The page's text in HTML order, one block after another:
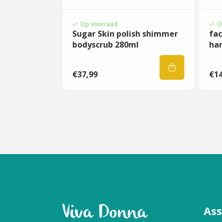
geïnspireerd door de parelmoerachtige
geparfumeerd met LE BEACH signature
vleugje limoen, geformuleerd met o.a
Abrikozenolie zal je huid zijdezacht en
Pearly Skin gemaakt met vitaminerijke
flavonoïden en oleuropeinen die helpen
Op voorraad
Sugar Skin polish shimmer
bodyscrub 280ml
€37,99